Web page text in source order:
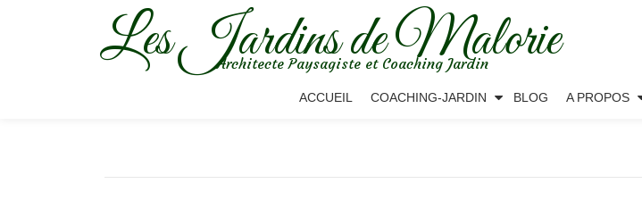
Les Jardins de Malorie
Architecte Paysagiste et Coaching Jardin
ACCUEIL COACHING-JARDIN BLOG A PROPOS